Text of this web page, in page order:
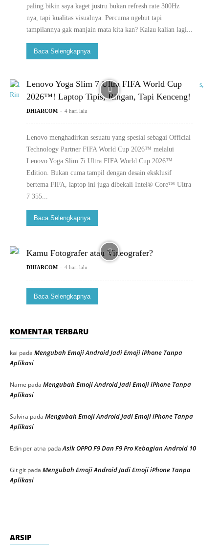
paling bikin saya kaget justru bukan refresh rate 300Hz
nya, tapi kualitas visualnya. Percuma ngebut tapi
tampilannya gak manjain mata kita kan? Kalau kalian lagi...
Baca Selengkapnya
Lenovo Yoga Slim 7 Ultra FIFA World Cup
2026™! Laptop Tipis, Ringan, Tapi Kenceng!
DHIARCOM - 4 hari lalu
Lenovo menghadirkan sesuatu yang spesial sebagai Official
Technology Partner FIFA World Cup 2026™️ melalui
Lenovo Yoga Slim 7i Ultra FIFA World Cup 2026™️
Edition. Bukan cuma tampil dengan desain eksklusif
bertema FIFA, laptop ini juga dibekali Intel®️ Core™️ Ultra
7 355...
Baca Selengkapnya
Kamu Fotografer atau Videografer?
DHIARCOM - 4 hari lalu
Baca Selengkapnya
KOMENTAR TERBARU
kai pada Mengubah Emoji Android Jadi Emoji iPhone Tanpa
Aplikasi
Name pada Mengubah Emoji Android Jadi Emoji iPhone Tanpa
Aplikasi
Salvira pada Mengubah Emoji Android Jadi Emoji iPhone Tanpa
Aplikasi
Edin periatna padaAsik OPPO F9 Dan F9 Pro Kebagian Android 10
Git git pada Mengubah Emoji Android Jadi Emoji iPhone Tanpa
Aplikasi
ARSIP